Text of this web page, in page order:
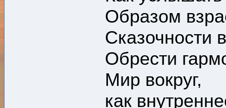
Образом
Сказочности
Обрести
Мир вокруг,
как